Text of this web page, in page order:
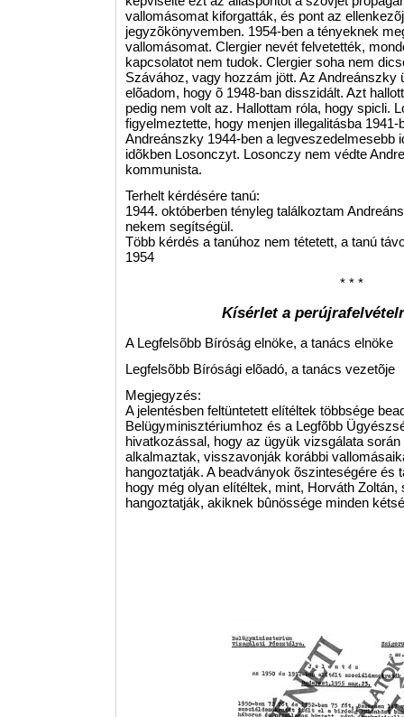
vallomásomat kiforgatták, és pont az
jegyzõkönyvemben. 1954-ben a tényeknek
vallomásomat. Clergier nevét felvetették,
kapcsolatot nem tudok. Clergier soha nem
Szávához, vagy hozzám jött. Az Andreánszky
elõadom, hogy õ 1948-ban disszidált. Azt
pedig nem volt az. Hallottam róla, hogy spicli.
figyelmeztette, hogy menjen illegalitásba
Andreánszky 1944-ben a legveszedelmesebb
idõkben Losonczyt. Losonczy nem védte
kommunista.
Terhelt kérdésére tanú:
1944. októberben tényleg találkoztam
nekem segítségül.
Több kérdés a tanúhoz nem tétetett, a tanú
1954
* * *
Kísérlet a
A Legfelsõbb Bíróság elnöke, a tanács elnöke
Legfelsõbb Bírósági elõadó, a tanács vezetõje
Megjegyzés:
A jelentésben feltüntetett elítéltek többsége
Belügyminisztériumhoz és a Legfõbb
hivatkozással, hogy az ügyük vizsgálata
alkalmaztak, visszavonják korábbi
hangoztatják. A beadványok õszinteségére és
hogy még olyan elítéltek, mint, Horváth Zoltán,
hangoztatják, akiknek bûnössége minden